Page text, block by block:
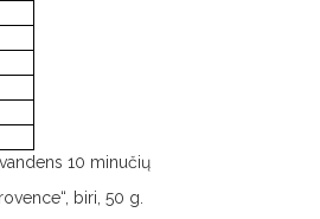
10 minučių
biri, 50 g.